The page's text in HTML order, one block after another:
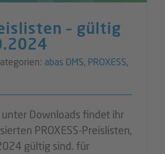
– gültig
abas DMS, PROXESS,
unter Downloads findet ihr
PROXESS-Preislisten,
gültig sind. für